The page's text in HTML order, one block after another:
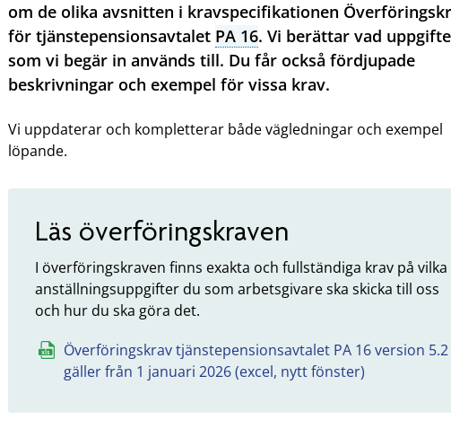
om de olika avsnitten i kravspecifikationen
för tjänstepensionsavtalet PA 16. Vi berättar vad
som vi begär in används till. Du får också fördjupade
beskrivningar och exempel för vissa krav.
Vi uppdaterar och kompletterar både vägledningar och exempel
löpande.
Läs överföringskraven
I överföringskraven finns exakta och fullständiga krav på vilka
anställningsuppgifter du som arbetsgivare ska skicka till oss
och hur du ska göra det.
Överföringskrav tjänstepensionsavtalet PA 16 version 5.2
gäller från 1 januari 2026 (excel, nytt fönster)